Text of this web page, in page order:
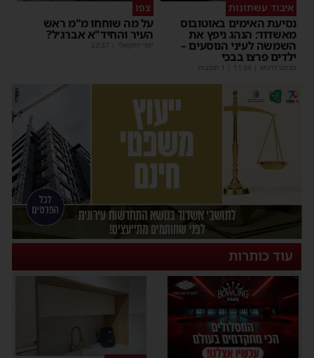
איבוד עשתונות
נסיעת האימים באוטובוס
מאשדוד: הנהג ניפץ את
השמשה לעיני הנוסעים –
ילדים פרצו בבכי
מנחם דויטש 11:34
צפו
על מה שוחחו מ"מ ראש
העיר והחיד"א אברג׳ל?
יוסי יחזקאלי 23:37
עוד כותרות